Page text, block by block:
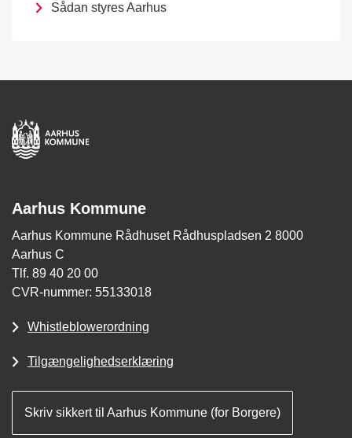
Sådan styres Aarhus
Aarhus Kommune
Aarhus Kommune Rådhuset Rådhuspladsen 2 8000
Aarhus C
Tlf. 89 40 20 00
CVR-nummer: 55133018
Whistleblowerordning
Tilgængelighedserklæring
Skriv sikkert til Aarhus Kommune (for Borgere)